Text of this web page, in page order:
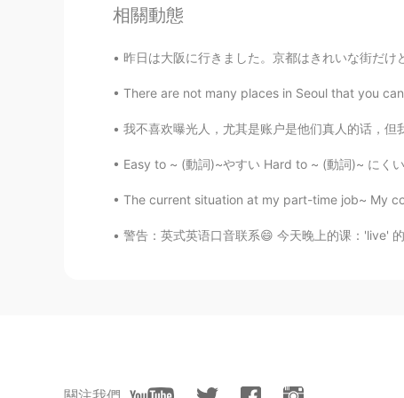
@Roger
EN DE KR CN JP
@ Susie 🤯
Roger
CN EN
相關動態
昨日は大阪に行きました。京都はきれいな街だけど、時々大阪に行くのは楽しいことです。大
There are not many places in Seoul that you
我不喜欢曝光人，尤其是账户是他们真人的话，但我每一次看一个人在别人的动态
Easy to ~ (動詞)~やすい Hard to ~ (動詞)~ に
The current situation at my part-time job~ My
警告：英式英语口音联系😄 今天晚上的课：'live' 的意思，